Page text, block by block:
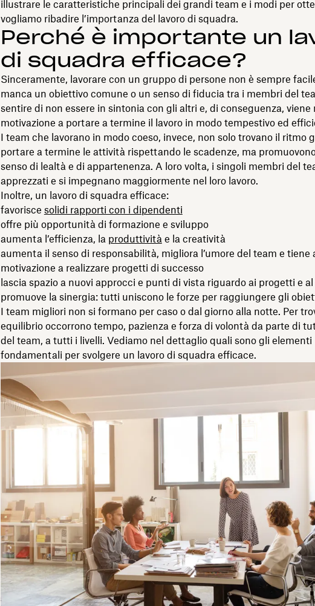
illustrare le caratteristiche principali dei grandi team e i modi per
vogliamo ribadire l’importanza del lavoro di squadra.
Perché è importante un
di squadra efficace?
Sinceramente, lavorare con un gruppo di persone non è sempre
manca un obiettivo comune o un senso di fiducia tra i membri del
sentire di non essere in sintonia con gli altri e, di conseguenza, viene
motivazione a portare a termine il lavoro in modo tempestivo ed
I team che lavorano in modo coeso, invece, non solo trovano il ritmo
portare a termine le attività rispettando le scadenze, ma
senso di lealtà e di appartenenza. A loro volta, i singoli membri del
apprezzati e si impegnano maggiormente nel loro lavoro.
Inoltre, un lavoro di squadra efficace:
favorisce solidi rapporti con i dipendenti
offre più opportunità di formazione e sviluppo
aumenta l’efficienza, la produttività e la creatività
aumenta il senso di responsabilità, migliora l’umore del team e tiene
motivazione a realizzare progetti di successo
lascia spazio a nuovi approcci e punti di vista riguardo ai progetti e
promuove la sinergia: tutti uniscono le forze per raggiungere gli
I team migliori non si formano per caso o dal giorno alla notte. Per
equilibrio occorrono tempo, pazienza e forza di volontà da parte di
del team, a tutti i livelli. Vediamo nel dettaglio quali sono gli elementi
fondamentali per svolgere un lavoro di squadra efficace.